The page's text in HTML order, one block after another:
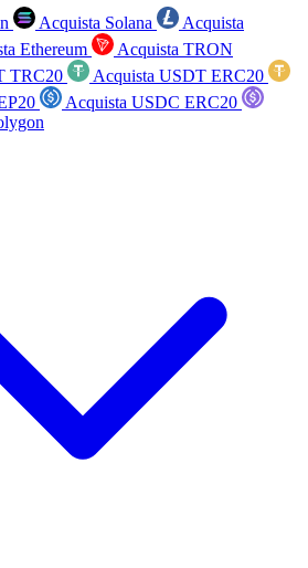
Acquista Solana
Acquista
Ethereum
Acquista TRON
TRC20
Acquista USDT ERC20
Acquista USDC ERC20